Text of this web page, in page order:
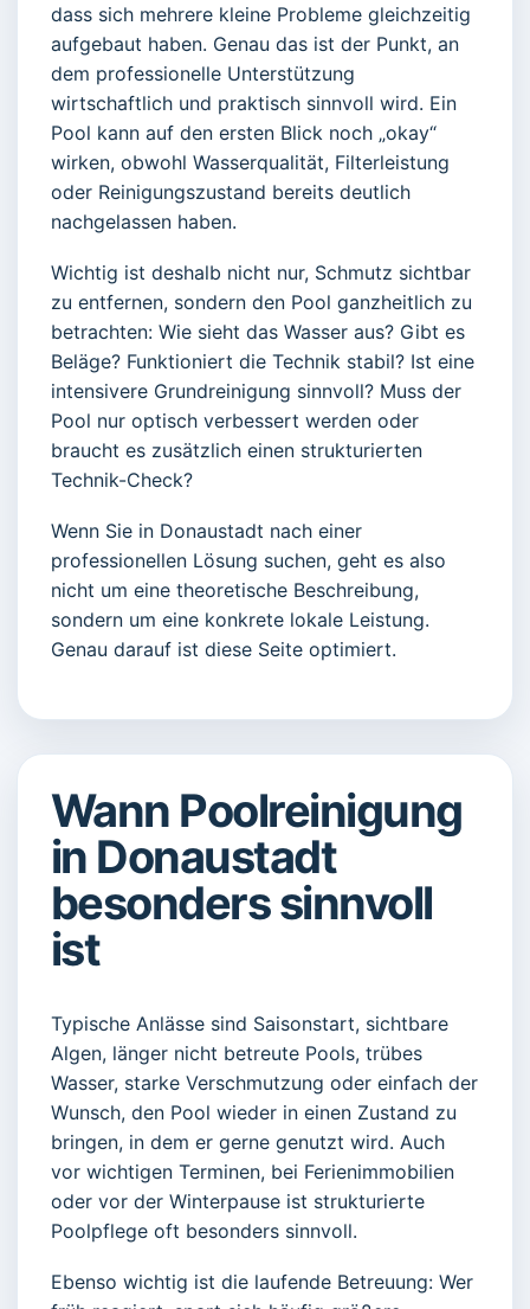
dass sich mehrere kleine Probleme gleichzeitig
aufgebaut haben. Genau das ist der Punkt, an
dem professionelle Unterstützung
wirtschaftlich und praktisch sinnvoll wird. Ein
Pool kann auf den ersten Blick noch „okay“
wirken, obwohl Wasserqualität, Filterleistung
oder Reinigungszustand bereits deutlich
nachgelassen haben.
Wichtig ist deshalb nicht nur, Schmutz sichtbar
zu entfernen, sondern den Pool ganzheitlich zu
betrachten: Wie sieht das Wasser aus? Gibt es
Beläge? Funktioniert die Technik stabil? Ist eine
intensivere Grundreinigung sinnvoll? Muss der
Pool nur optisch verbessert werden oder
braucht es zusätzlich einen strukturierten
Technik-Check?
Wenn Sie in Donaustadt nach einer
professionellen Lösung suchen, geht es also
nicht um eine theoretische Beschreibung,
sondern um eine konkrete lokale Leistung.
Genau darauf ist diese Seite optimiert.
Wann Poolreinigung
in Donaustadt
besonders sinnvoll
ist
Typische Anlässe sind Saisonstart, sichtbare
Algen, länger nicht betreute Pools, trübes
Wasser, starke Verschmutzung oder einfach der
Wunsch, den Pool wieder in einen Zustand zu
bringen, in dem er gerne genutzt wird. Auch
vor wichtigen Terminen, bei Ferienimmobilien
oder vor der Winterpause ist strukturierte
Poolpflege oft besonders sinnvoll.
Ebenso wichtig ist die laufende Betreuung: Wer